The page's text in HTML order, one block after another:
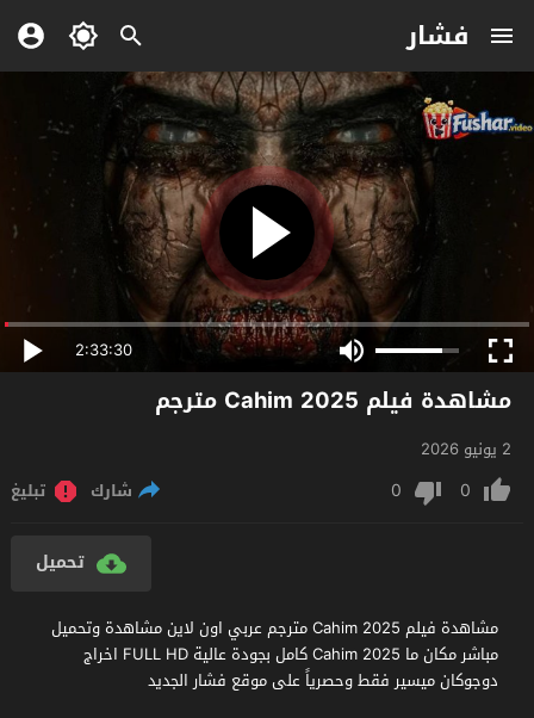
فشار
2:33:30
مشاهدة فيلم Cahim 2025 مترجم
2 يونيو 2026
0
0 شارك تبليغ
تحميل
مشاهدة فيلم Cahim 2025 مترجم عربي اون لاين مشاهدة وتحميل
مباشر مكان ما Cahim 2025 كامل بجودة عالية FULL HD اخراج
دوجوكان ميسير فقط وحصرياً على موقع فشار الجديد